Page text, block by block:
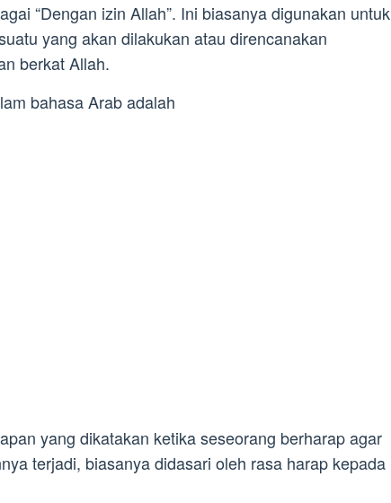
“Dengan izin Allah”. Ini biasanya digunakan untuk
yang akan dilakukan atau direncanakan
berkat Allah.
bahasa Arab adalah
yang dikatakan ketika seseorang berharap agar
terjadi, biasanya didasari oleh rasa harap kepada